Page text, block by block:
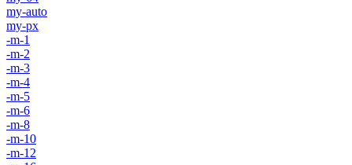
my-auto
my-px
-m-1
-m-2
-m-3
-m-4
-m-5
-m-6
-m-8
-m-10
-m-12